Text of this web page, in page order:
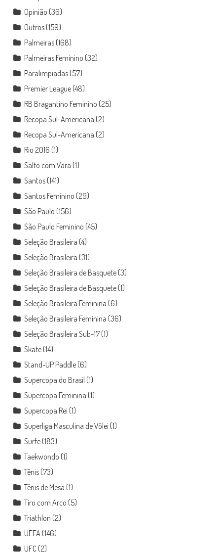
Opinião (36)
Outros(159)
Palmeiras(168)
Palmeiras Feminino (32)
Paralimpíadas(57)
Premier League(48)
RB Bragantino Feminino (25)
Recopa Sul-Americana (2)
Recopa Sul-Americana (2)
Rio 2016 (1)
Salto com Vara (1)
Santos(141)
Santos Feminino (29)
São Paulo (156)
São Paulo Feminino (45)
Seleção Brasileira (4)
Seleção Brasileira (31)
Seleção Brasileira de Basquete(3)
Seleção Brasileira de Basquete(1)
Seleção Brasileira Feminina (6)
Seleção Brasileira Feminina (36)
Seleção Brasileira Sub-17(1)
Skate(14)
Stand-UP Paddle(6)
Supercopa do Brasil (1)
Supercopa Feminina (1)
Supercopa Rei (1)
Superliga Masculina de Vôlei (1)
Surfe(183)
Taekwondo (1)
Tênis(73)
Tênis de Mesa (1)
Tiro com Arco (5)
Triathlon (2)
UEFA(146)
UFC(2)